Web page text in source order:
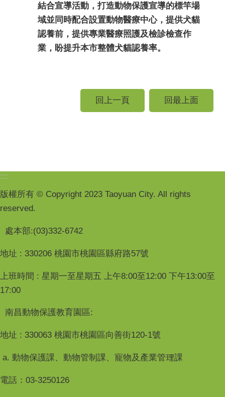
結合宣導活動，打造動物保護宣導的標竿場
域並同時配合設置動物醫療中心，提供犬貓
認養前，提供專業醫療照護及檢診檢查作
業，盼提升本市整體犬貓認養率。
回上一頁 回最上面
:::
版權所有 © Copyright 2023 Taoyuan City. All rights
reserved.
處本部:(03)332-6742
地址 : 330206 桃園市桃園區縣府路57號
上班時間 : 星期一至星期五 上午8:00至12:00 下午13:00至
17:00
南昌動物保護教育園區:
地址 : 330063 桃園市桃園區向善街120-1號
a. 動物保護課、動物管制課、寵物及產業管理課
電話：03-3250126